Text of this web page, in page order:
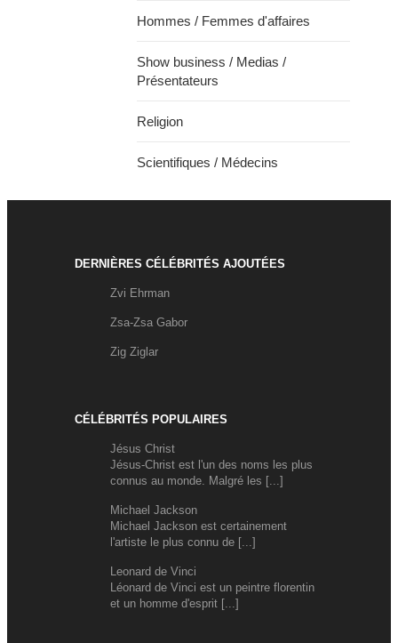
Hommes / Femmes d'affaires
Show business / Medias /
Présentateurs
Religion
Scientifiques / Médecins
DERNIÈRES CÉLÉBRITÉS AJOUTÉES
Zvi Ehrman
Zsa-Zsa Gabor
Zig Ziglar
CÉLÉBRITÉS POPULAIRES
Jésus Christ
Jésus-Christ est l'un des noms les plus
connus au monde. Malgré les [...]
Michael Jackson
Michael Jackson est certainement
l'artiste le plus connu de [...]
Leonard de Vinci
Léonard de Vinci est un peintre florentin
et un homme d'esprit [...]